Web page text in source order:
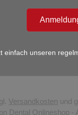
einfach unseren
Versandkosten und
Dental Onlineshop -